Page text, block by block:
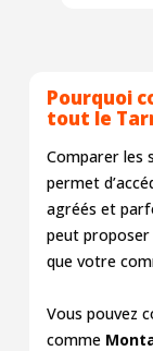
Pourquoi
tout le
Comparer les
permet
agréés et
peut proposer
que votre
Vous pouvez
comme